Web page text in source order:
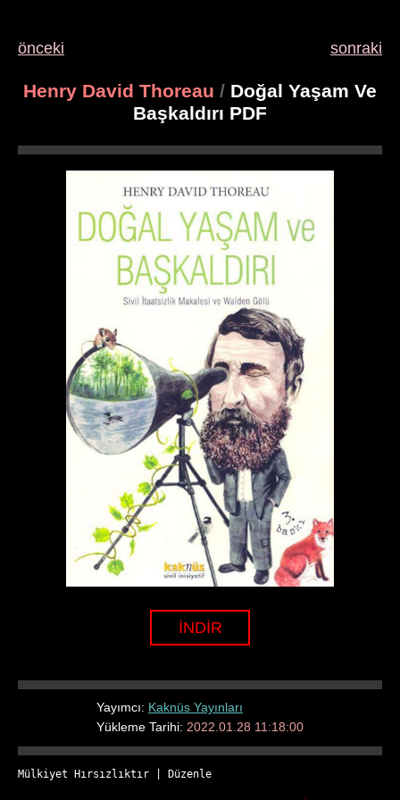
önceki sonraki
Henry David Thoreau / Doğal Yaşam Ve
Başkaldırı PDF
İNDİR
Yayımcı: Kaknüs Yayınları
Yükleme Tarihi: 2022.01.28 11:18:00
Mülkiyet Hırsızlıktır Düzenle